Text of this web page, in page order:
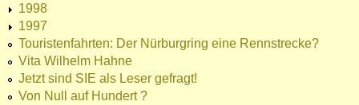
1998
1997
Touristenfahrten: Der Nürburgring eine Rennstrecke?
Vita Wilhelm Hahne
Jetzt sind SIE als Leser gefragt!
Von Null auf Hundert ?